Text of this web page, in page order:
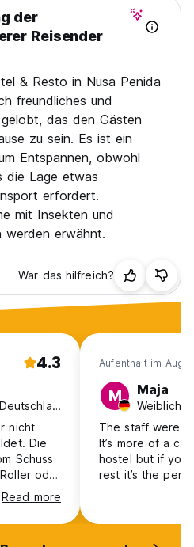
der
Reisender
& Resto in Nusa Penida
freundliches und
das den Gästen
zu sein. Es ist ein
Entspannen, obwohl
die Lage etwas
erfordert.
mit Insekten und
werden erwähnt.
War das hilfreich?
4.3
Weiblich, 31-40, Deutschland
nicht
Die
Schuss
oder
nicht
sehr alt
Read more
Aufenthalt im Aug
M Maja
The staff were
It’s more of a
hostel but if you
rest it’s the